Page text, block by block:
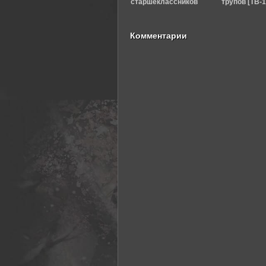
Комментарии